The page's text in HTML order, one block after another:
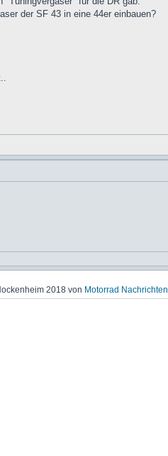
der SF 43 in eine 44er einbauen?
2018 von Motorrad Nachrichten